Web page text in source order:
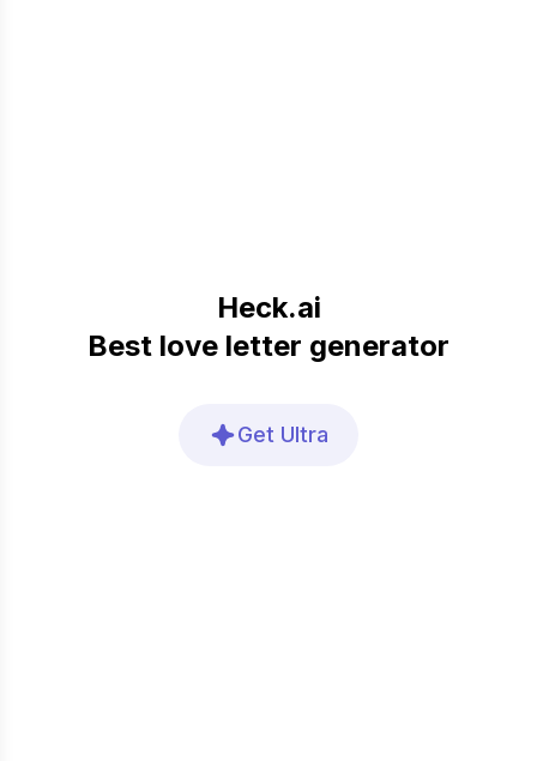
Heck.ai
Best love letter generator
Get Ultra